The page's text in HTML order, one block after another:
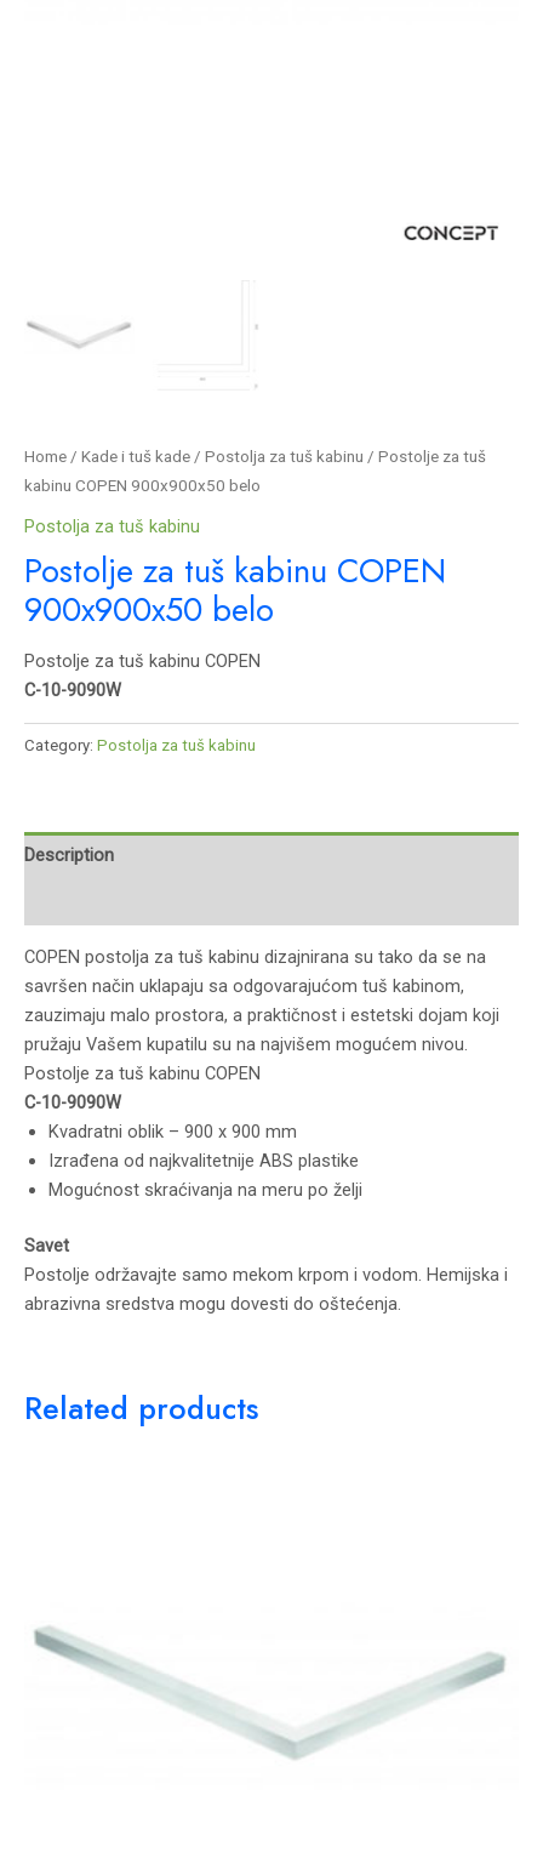
Home / Kade i tuš kade / Postolja za tuš kabinu / Postolje za tuš
kabinu COPEN 900x900x50 belo
Postolja za tuš kabinu
Postolje za tuš kabinu COPEN
900x900x50 belo
Postolje za tuš kabinu COPEN
C-10-9090W
Category: Postolja za tuš kabinu
Description
COPEN postolja za tuš kabinu dizajnirana su tako da se na
savršen način uklapaju sa odgovarajućom tuš kabinom,
zauzimaju malo prostora, a praktičnost i estetski dojam koji
pružaju Vašem kupatilu su na najvišem mogućem nivou.
Postolje za tuš kabinu COPEN
C-10-9090W
Kvadratni oblik – 900 x 900 mm
Izrađena od najkvalitetnije ABS plastike
Mogućnost skraćivanja na meru po želji
Savet
Postolje održavajte samo mekom krpom i vodom. Hemijska i
abrazivna sredstva mogu dovesti do oštećenja.
Related products